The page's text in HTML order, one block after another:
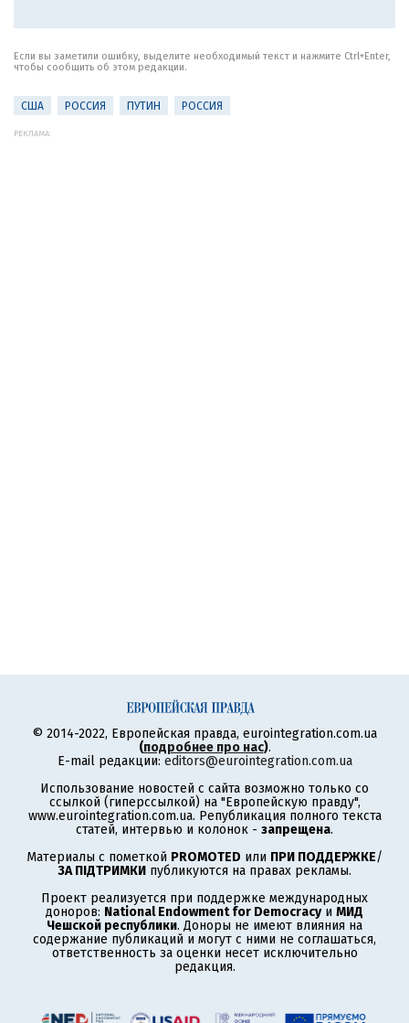
Если вы заметили ошибку, выделите необходимый текст и нажмите Ctrl+Enter,
чтобы сообщить об этом редакции.
США РОССИЯ ПУТИН РОССИЯ
РЕКЛАМА:
© 2014-2022, Европейская правда, eurointegration.com.ua
(подробнее про нас).
E-mail редакции: editors@eurointegration.com.ua
Использование новостей с сайта возможно только со
ссылкой (гиперссылкой) на "Европейскую правду",
www.eurointegration.com.ua. Републикация полного текста
статей, интервью и колонок - запрещена.
Материалы с пометкой PROMOTED или ПРИ ПОДДЕРЖКЕ/
ЗА ПІДТРИМКИ публикуются на правах рекламы.
Проект реализуется при поддержке международных
доноров: National Endowment for Democracyи МИД
Чешской республики. Доноры не имеют влияния на
содержание публикаций и могут с ними не соглашаться,
ответственность за оценки несет исключительно
редакция.